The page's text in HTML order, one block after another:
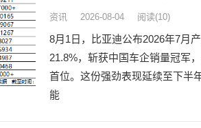
资讯 2026-08-04 阅读(10)
8月1日，比亚迪公布2026年7月
21.8%，斩获中国车企销量冠军
首位。这份强劲表现延续至下半
能